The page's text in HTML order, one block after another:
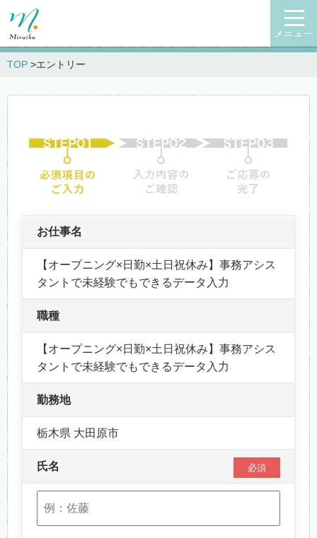
メニュー
TOP エントリー
お仕事名
【オープニング×日勤×土日祝休み】事務アシス
タントで未経験でもできるデータ入力
職種
【オープニング×日勤×土日祝休み】事務アシス
タントで未経験でもできるデータ入力
勤務地
栃木県 大田原市
氏名 必須